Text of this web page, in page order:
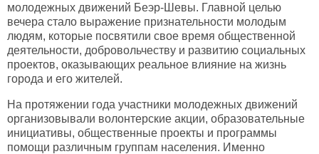
молодежных движений Беэр-Шевы. Главной целью
вечера стало выражение признательности молодым
людям, которые посвятили свое время общественной
деятельности, добровольчеству и развитию социальных
проектов, оказывающих реальное влияние на жизнь
города и его жителей.
На протяжении года участники молодежных движений
организовывали волонтерские акции, образовательные
инициативы, общественные проекты и программы
помощи различным группам населения. Именно